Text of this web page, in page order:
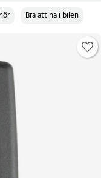
Bra att ha i bilen